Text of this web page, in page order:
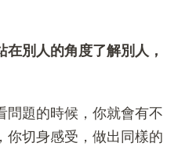
別人的角度了解別人，
問題的時候，你就會有不
你切身感受，做出同樣的